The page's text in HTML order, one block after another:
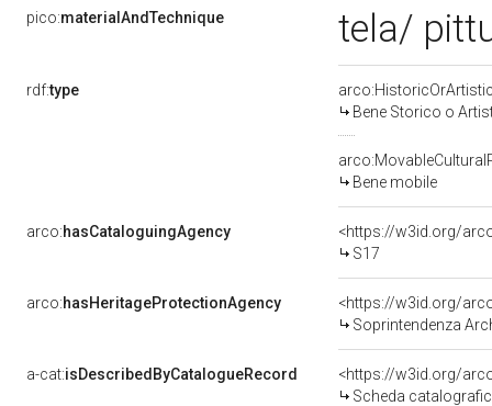
pico:materialAndTechnique tela/
rdf:type
Bene Storico o
Bene mobile
arco:hasCataloguingAgency
<https://w3id.org/
S17
arco:hasHeritageProtectionAgency
<https://w3id.org/
Soprintendenza
a-cat:isDescribedByCatalogueRecord
<https://w3id.org/
Scheda